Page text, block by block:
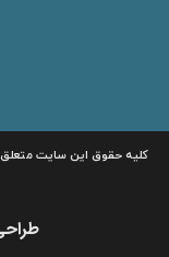
کلیه حقوق این سایت متعلق به